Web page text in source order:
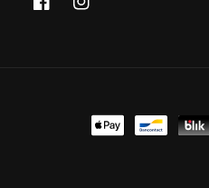
FacebookInstagram
Metodi